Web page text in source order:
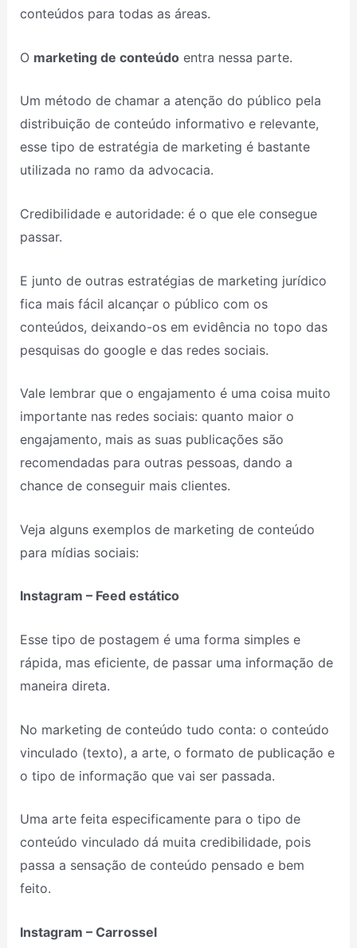
conteúdos para todas as áreas.
O marketing de conteúdoentra nessa parte.
Um método de chamar a atenção do público pela
distribuição de conteúdo informativo e relevante,
esse tipo de estratégia de marketing é bastante
utilizada no ramo da advocacia.
Credibilidade e autoridade: é o que ele consegue
passar.
E junto de outras estratégias de marketing jurídico
fica mais fácil alcançar o público com os
conteúdos, deixando-os em evidência no topo das
pesquisas do google e das redes sociais.
Vale lembrar que o engajamento é uma coisa muito
importante nas redes sociais: quanto maior o
engajamento, mais as suas publicações são
recomendadas para outras pessoas, dando a
chance de conseguir mais clientes.
Veja alguns exemplos de marketing de conteúdo
para mídias sociais:
Instagram – Feed estático
Esse tipo de postagem é uma forma simples e
rápida, mas eficiente, de passar uma informação de
maneira direta.
No marketing de conteúdo tudo conta: o conteúdo
vinculado (texto), a arte, o formato de publicação e
o tipo de informação que vai ser passada.
Uma arte feita especificamente para o tipo de
conteúdo vinculado dá muita credibilidade, pois
passa a sensação de conteúdo pensado e bem
feito.
Instagram – Carrossel